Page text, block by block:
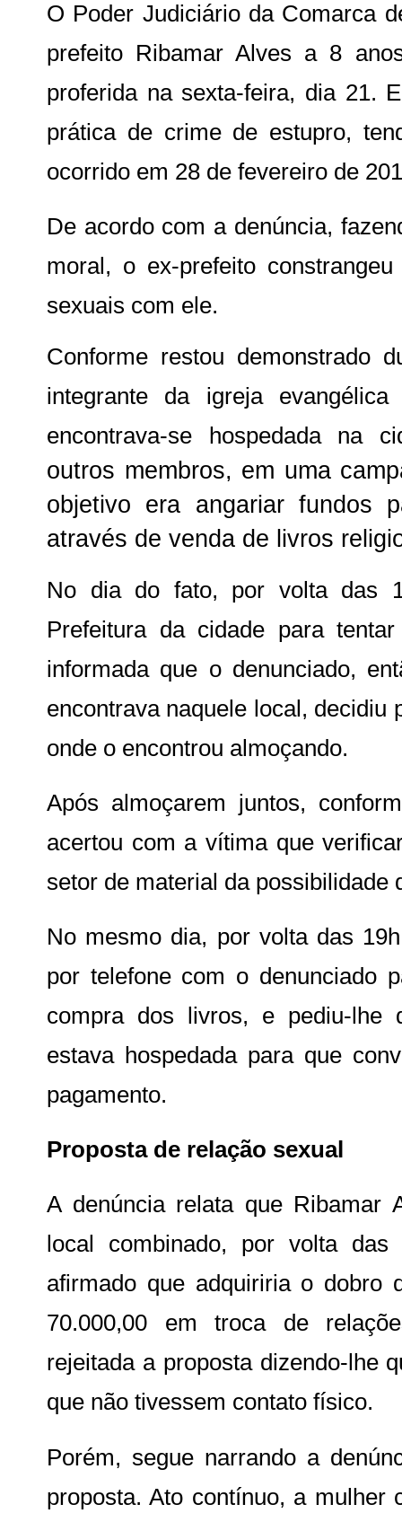
O Poder Judiciário da Comarca
prefeito Ribamar Alves a 8
proferida na sexta-feira, dia 21.
prática de crime de estupro,
ocorrido em 28 de fevereiro de
De acordo com a denúncia,
moral, o ex-prefeito
sexuais com ele.
Conforme restou demonstrado
integrante da igreja
encontrava-se hospedada na
outros membros, em uma
objetivo era angariar fundos
através de venda de livros
No dia do fato, por volta das
Prefeitura da cidade para
informada que o denunciado,
encontrava naquele local, decidiu
onde o encontrou almoçando.
Após almoçarem juntos,
acertou com a vítima que
setor de material da possibilidade
No mesmo dia, por volta das
por telefone com o denunciado
compra dos livros, e pediu-lhe
estava hospedada para que
pagamento.
Proposta de relação sexual
A denúncia relata que Ribamar
local combinado, por volta
afirmado que adquiriria o dobro
70.000,00 em troca de
rejeitada a proposta dizendo-lhe
que não tivessem contato físico.
Porém, segue narrando a
proposta. Ato contínuo, a mulher